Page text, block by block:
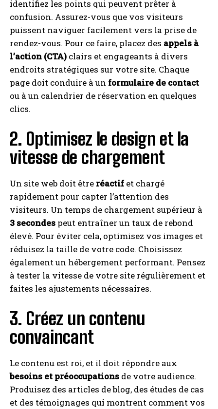
identifiez les points qui peuvent prêter à
confusion. Assurez-vous que vos visiteurs
puissent naviguer facilement vers la prise de
rendez-vous. Pour ce faire, placez des appels à
l’action (CTA) clairs et engageants à divers
endroits stratégiques sur votre site. Chaque
page doit conduire à un formulaire de contact
ou à un calendrier de réservation en quelques
clics.
2. Optimisez le design et la
vitesse de chargement
Un site web doit être réactif et chargé
rapidement pour capter l’attention des
visiteurs. Un temps de chargement supérieur à
3 secondes peut entraîner un taux de rebond
élevé. Pour éviter cela, optimisez vos images et
réduisez la taille de votre code. Choisissez
également un hébergement performant. Pensez
à tester la vitesse de votre site régulièrement et
faites les ajustements nécessaires.
3. Créez un contenu
convaincant
Le contenu est roi, et il doit répondre aux
besoins et préoccupations de votre audience.
Produisez des articles de blog, des études de cas
et des témoignages qui montrent comment vos